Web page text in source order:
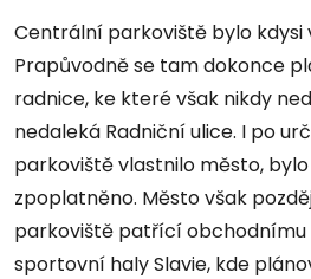
Centrální parkoviště bylo
Prapůvodně se tam dokonce
radnice, ke které však nikdy
nedaleká Radniční ulice. I po
parkoviště vlastnilo město,
zpoplatněno. Město však
parkoviště patřící obchodnímu
sportovní haly Slavie, kde